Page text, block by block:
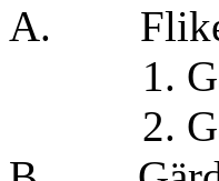
A.
1.
2.